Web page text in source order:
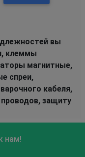
вы
клеммы
магнитные,
спреи,
кабеля,
защиту
нам!